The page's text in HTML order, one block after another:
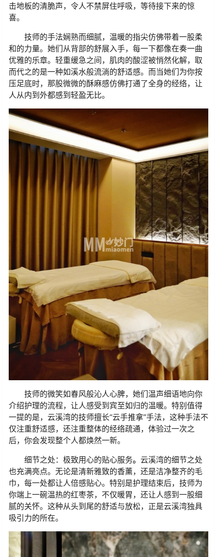
击地板的清脆声，令人不禁屏住呼吸，等待接下来的惊
喜。
技师的手法娴熟而细腻，温暖的指尖仿佛带着一股柔
和的力量。她们从背部的舒展入手，每一下都像在奏一曲
优雅的乐章。轻重缓急之间，肌肉的酸涩被悄然化解，取
而代之的是一种如溪水般流淌的舒适感。而当她们为你按
压足底时，那股微微的酥麻感仿佛打通了全身的经络，让
人从内到外都感到轻盈无比。
技师的微笑如春风般沁人心脾，她们温声细语地向你
介绍护理的流程，让人感受到宾至如归的温暖。特别值得
一提的是，云溪湾的技师擅长“云手推拿”手法，这种手法不
仅注重舒适感，还注重整体的经络疏通，体验过一次之
后，你会发现整个人都焕然一新。
细节之处：极致用心的贴心服务。 云溪湾的细节之处
也充满亮点。无论是清新雅致的香薰，还是洁净整齐的毛
巾，每一处都让人倍感贴心。特别是护理结束后，技师为
你端上一碗温热的红枣茶，不仅暖胃，还让人感到一股细
腻的关怀。这种从头到尾的舒适与放松，正是云溪湾独具
吸引力的所在。